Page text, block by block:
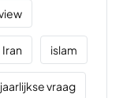
Iran islam
jaarlijkse vraag